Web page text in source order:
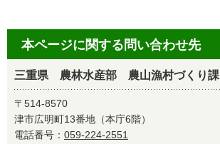
本ページに関する問い合わせ先
三重県 農林水産部 農山漁村づくり課
〒514-8570
津市広明町13番地（本庁6階）
電話番号： 059-224-2551